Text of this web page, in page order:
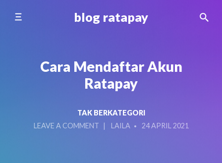
blog ratapay
Cara Mendaftar Akun
Ratapay
TAK BERKATEGORI
LEAVE A COMMENTON
POSTED
LAILA 24 APRIL 2021